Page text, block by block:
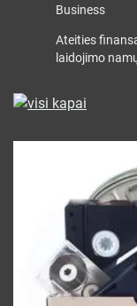
Business
Ateities
laidojimo